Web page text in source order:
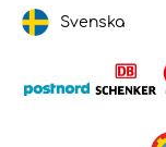
Svenska